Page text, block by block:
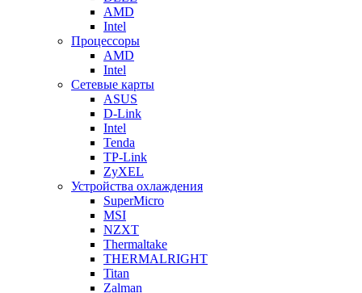
AMD
Intel
Процессоры
AMD
Intel
Сетевые карты
ASUS
D-Link
Intel
Tenda
TP-Link
ZyXEL
Устройства охлаждения
SuperMicro
MSI
NZXT
Thermaltake
THERMALRIGHT
Titan
Zalman